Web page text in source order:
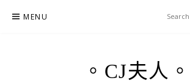
MENU
。CJ夫人。